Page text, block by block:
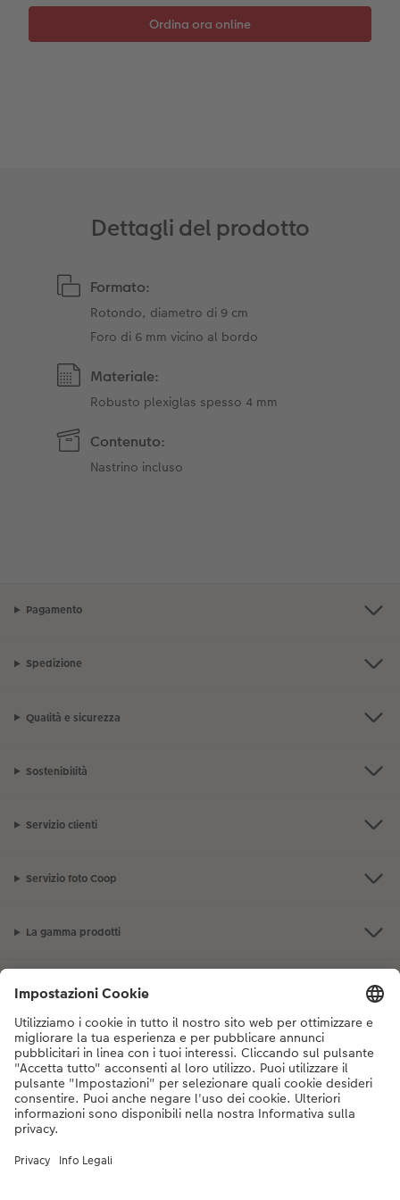
Dettagli del prodotto
Formato:
Rotondo, diametro di 9 cm
Foro di 6 mm vicino al bordo
Materiale:
Robusto plexiglas spesso 4 mm
Contenuto:
Nastrino incluso
Pagamento
Spedizione
Qualità e sicurezza
Sostenibilità
Servizio clienti
Servizio foto Coop
La gamma prodotti
I nostri consigli
Se hai domande sui prodotti o sull'ordine, non esitare a contattarci dal
lunedì alla domenica dalle 9:00 alle 20:00 (esclusi i giorni festivi) al
numero di telefono044 499 10 38 dal lunedì alla domenica, dalle 9:00 alle
20:00 (festività escluse)
DE|FR|IT